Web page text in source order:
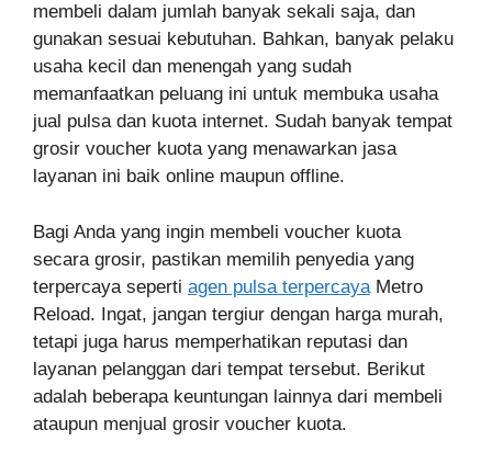
membeli dalam jumlah banyak sekali saja, dan
gunakan sesuai kebutuhan. Bahkan, banyak pelaku
usaha kecil dan menengah yang sudah
memanfaatkan peluang ini untuk membuka usaha
jual pulsa dan kuota internet. Sudah banyak tempat
grosir voucher kuota yang menawarkan jasa
layanan ini baik online maupun offline.
Bagi Anda yang ingin membeli voucher kuota
secara grosir, pastikan memilih penyedia yang
terpercaya seperti agen pulsa terpercaya Metro
Reload. Ingat, jangan tergiur dengan harga murah,
tetapi juga harus memperhatikan reputasi dan
layanan pelanggan dari tempat tersebut. Berikut
adalah beberapa keuntungan lainnya dari membeli
ataupun menjual grosir voucher kuota.